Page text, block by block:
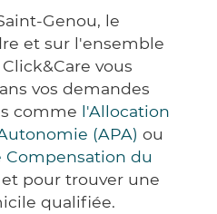
Genou, le
et sur l'ensemble
vous
vos demandes
comme l'Allocation
(APA) ou
Compensation du
et pour trouver une
qualifiée.